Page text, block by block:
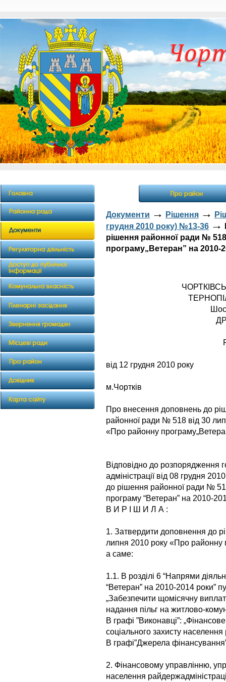
Документи → Рішення →
грудня 2010 року) №13-36 →
рішення районної ради №
програму„Ветеран” на 2010-
від 12 грудня 2010 року
м.Чортків
Про внесення доповнень до
районної ради № 518 від 30
«Про районну
Відповідно до розпорядження
адміністрації від 08 грудня
до рішення районної ради №
програму “Ветеран” на 2010-
В И Р І Ш И Л А :
1. Затвердити доповнення до
липня 2010 року «Про районну
а саме:
1.1. В розділі 6 “Напрями
“Ветеран” на 2010-2014 роки”
„Забезпечити щомісячну
надання пільг на житлово-
В графі ”Виконавці”:
соціального захисту населення
В графі”Джерела
2. Фінансовому управлінню,
населення